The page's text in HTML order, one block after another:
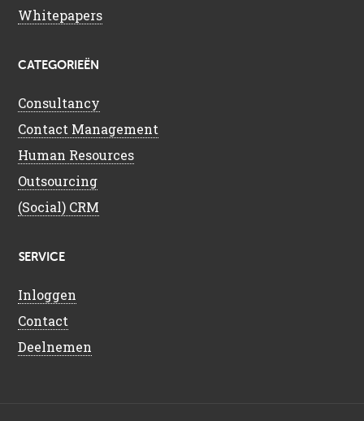
Whitepapers
CATEGORIEËN
Consultancy
Contact Management
Human Resources
Outsourcing
(Social) CRM
SERVICE
Inloggen
Contact
Deelnemen